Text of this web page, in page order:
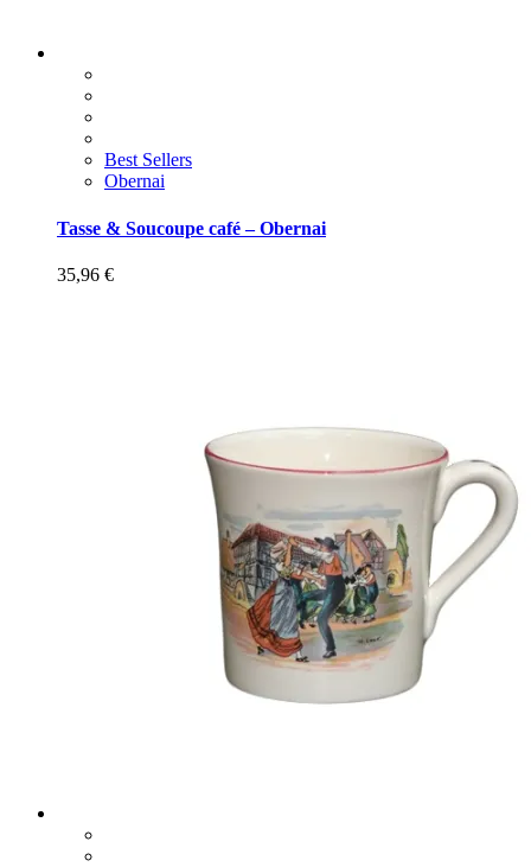
Best Sellers
Obernai
Tasse & Soucoupe café – Obernai
35,96 €